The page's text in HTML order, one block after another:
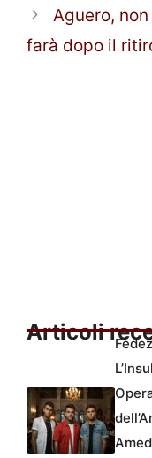
Aguero,
farà dopo il
Articoli